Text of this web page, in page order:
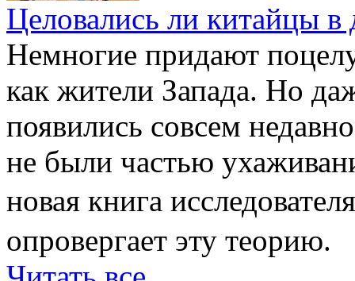
Целовались ли китайцы в
Немногие придают
как жители Запада. Но
появились совсем
не были частью
новая книга
опровергает эту теорию.